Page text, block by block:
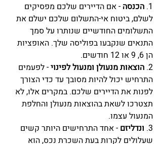
1. הכנסה - אם הדיירים שלכם מפסיקים
לשלם, ביטוח אי-התשלום שלכם ישלם את
התשלומים החודשיים שנותרו על סמך
התנאים שנקבעו בפוליסה שלך. האופציות
הן 6, 9 או 12 חודשים.
2. הוצאות מנעולן ומנעול לפינוי - לפעמים
התרחיש יכול להיות מסובך עד כדי הצורך
לפנות את הדיירים שלכם. במקרים אלו, לא
תצטרכו לשאת בהוצאות מנעולן והחלפת
המנעול עצמו.
3. ונדליזם - אחד התרחישים היותר קשים
שעלולים לקרות בעת השכרת נכס, הוא